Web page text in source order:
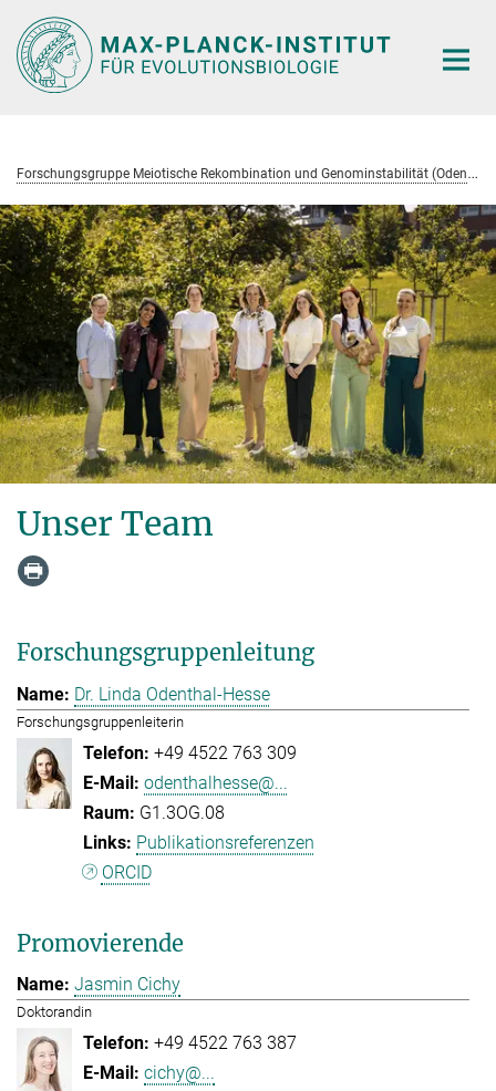
Hauptinhalt
F
orschungsgruppe Meiotische Rekombination und Genominstabilität (Odenthal-Hesse)
Unser Team
Forschungsgruppenleitung
Dr. Linda Odenthal-Hesse
Forschungsgruppenleiterin
+49 4522 763 309
odenthalhesse@...
G1.3OG.08
Publikationsreferenzen
ORCID
Promovierende
Jasmin Cichy
Doktorandin
+49 4522 763 387
cichy@...